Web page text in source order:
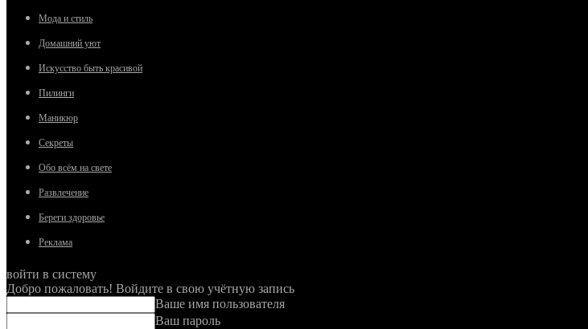
Мода и стиль
Домашний уют
Искусство быть красивой
Пилинги
Маникюр
Секреты
Обо всём на свете
Развлечение
Береги здоровье
Реклама
войти в систему
Добро пожаловать! Войдите в свою учётную запись
Ваше имя пользователя
Ваш пароль